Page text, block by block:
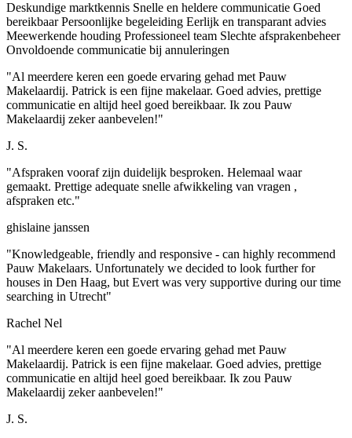
Deskundige marktkennis Snelle en heldere communicatie Goed
bereikbaarPersoonlijke begeleiding Eerlijk en transparant advies
Meewerkende houding Professioneel team Slechte afsprakenbeheer
Onvoldoende communicatie bij annuleringen
"Al meerdere keren een goede ervaring gehad met Pauw
Makelaardij. Patrick is een fijne makelaar. Goed advies, prettige
communicatie en altijd heel goed bereikbaar. Ik zou Pauw
Makelaardij zeker aanbevelen!"
J. S.
"Afspraken vooraf zijn duidelijk besproken. Helemaal waar
gemaakt. Prettige adequate snelle afwikkeling van vragen ,
afspraken etc."
ghislaine janssen
"Knowledgeable, friendly and responsive - can highly recommend
Pauw Makelaars. Unfortunately we decided to look further for
houses in Den Haag, but Evert was very supportive during our time
searching in Utrecht"
Rachel Nel
"Al meerdere keren een goede ervaring gehad met Pauw
Makelaardij. Patrick is een fijne makelaar. Goed advies, prettige
communicatie en altijd heel goed bereikbaar. Ik zou Pauw
Makelaardij zeker aanbevelen!"
J. S.